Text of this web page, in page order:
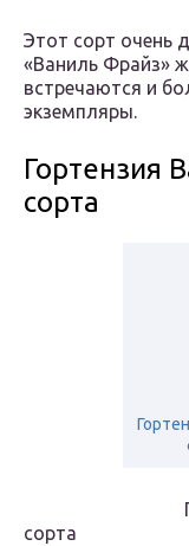
Этот сорт очень
«Ваниль Фрайз»
встречаются и
экземпляры.
Гортензия
сорта
Гортензия
сорта